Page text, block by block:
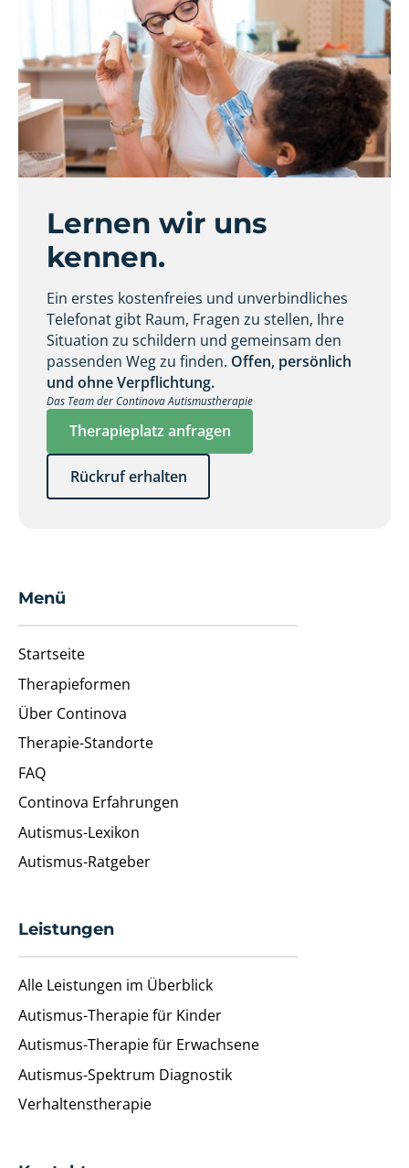
Lernen wir uns
kennen.
Ein erstes kostenfreies und unverbindliches
Telefonat gibt Raum, Fragen zu stellen, Ihre
Situation zu schildern und gemeinsam den
passenden Weg zu finden. Offen, persönlich
und ohne Verpflichtung.
Das Team der Continova Autismustherapie
Therapieplatz anfragen
Rückruf erhalten
Menü
Startseite
Therapieformen
Über Continova
Therapie-Standorte
FAQ
Continova Erfahrungen
Autismus-Lexikon
Autismus-Ratgeber
Leistungen
Alle Leistungen im Überblick
Autismus-Therapie für Kinder
Autismus-Therapie für Erwachsene
Autismus-Spektrum Diagnostik
Verhaltenstherapie